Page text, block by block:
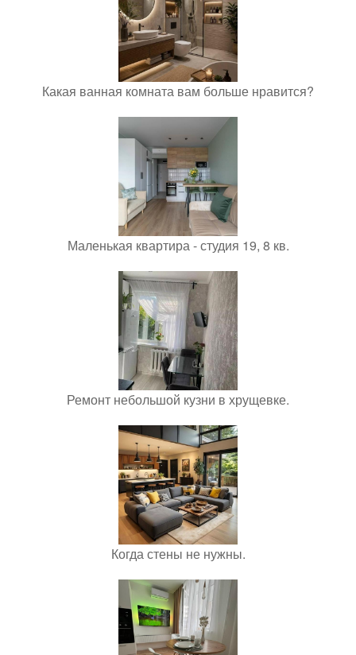
Какая ванная комната вам больше нравится?
Маленькая квартира - студия 19, 8 кв.
Ремонт небольшой кузни в хрущевке.
Когда стены не нужны.